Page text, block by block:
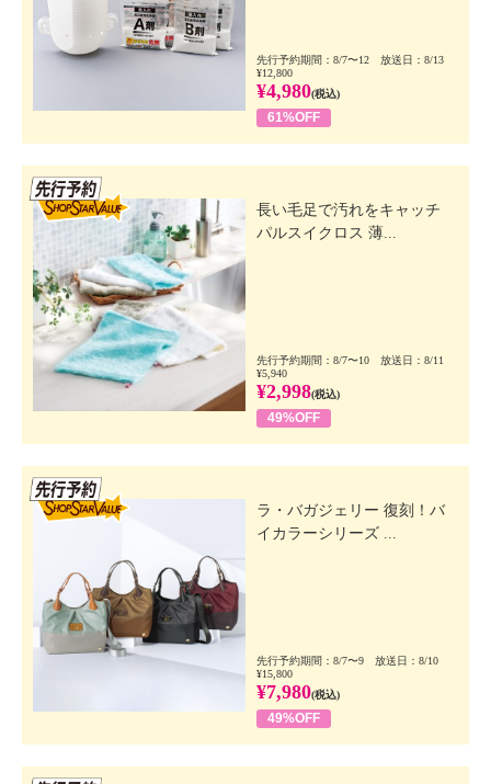
先行予約期間：8/7〜12 放送日：8/13
¥12,800
¥4,980(税込)
61%OFF
長い毛足で汚れをキャッチ
パルスイクロス 薄...
先行予約期間：8/7〜10 放送日：8/11
¥5,940
¥2,998(税込)
49%OFF
ラ・バガジェリー 復刻！バ
イカラーシリーズ ...
先行予約期間：8/7〜9 放送日：8/10
¥15,800
¥7,980(税込)
49%OFF